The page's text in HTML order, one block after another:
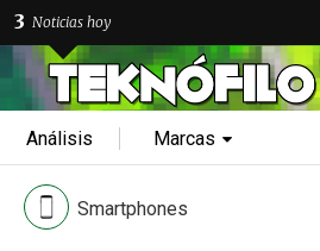
3 Noticias hoy
Análisis Marcas
Smartphones